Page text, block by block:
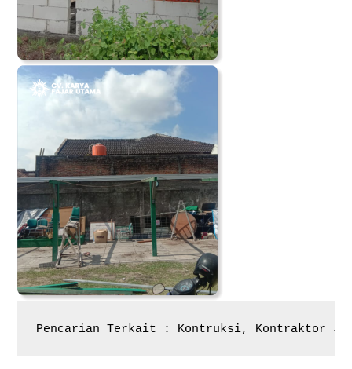
Pencarian Terkait : Kontruksi, Kontraktor